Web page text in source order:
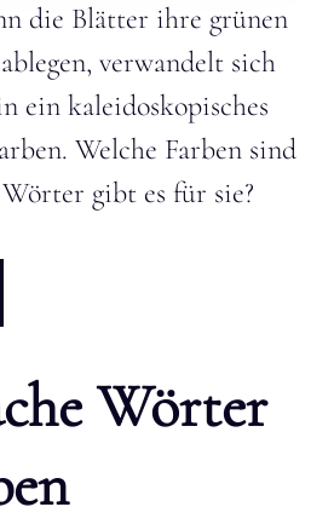
die Blätter ihre grünen
verwandelt sich
ein kaleidoskopisches
Welche Farben sind
gibt es für sie?
Wörter